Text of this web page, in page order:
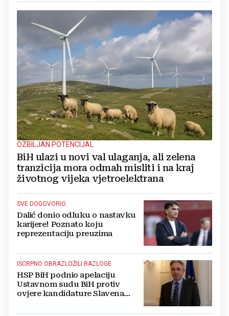
OZBILJAN POTENCIJAL
BiH ulazi u novi val ulaganja, ali zelena
tranzicija mora odmah misliti i na kraj
životnog vijeka vjetroelektrana
SVE DOGOVORIO
Dalić donio odluku o nastavku
karijere! Poznato koju
reprezentaciju preuzima
ISCRPNO OBRAZLOŽILI RAZLOGE
HSP BiH podnio apelaciju
Ustavnom sudu BiH protiv
ovjere kandidature Slavena